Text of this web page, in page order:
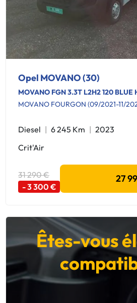
Opel MOVANO (30)
MOVANO FGN 3.3T L2H2 120 BLUE
MOVANO FOURGON (09/2021-11/
Diesel 6 245 Km
2023
Crit'Air
31 290 €
- 3 300 €
27
Êtes-vous